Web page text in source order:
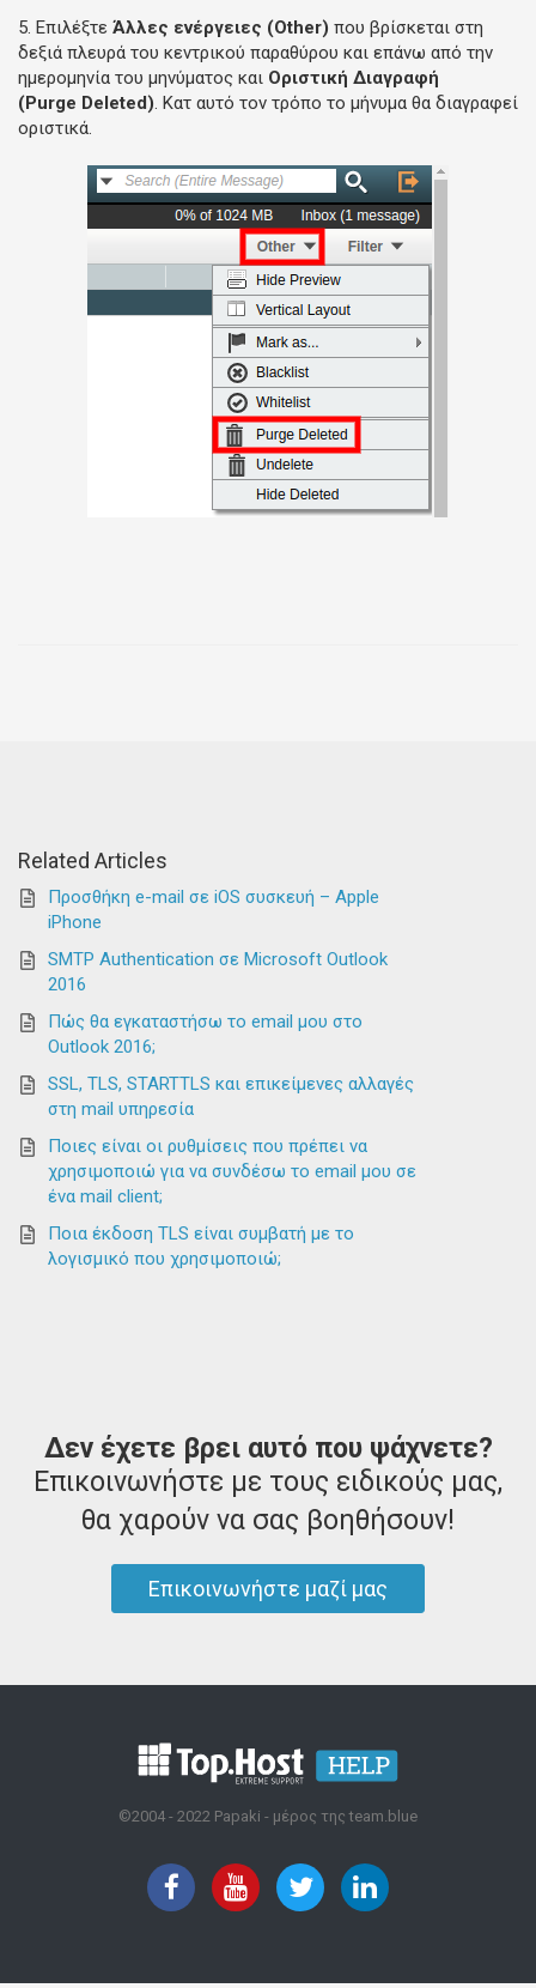
5. Επιλέξτε Άλλες ενέργειες (Other) που βρίσκεται στη
δεξιά πλευρά του κεντρικού παραθύρου και επάνω από την
ημερομηνία του μηνύματος και Οριστική Διαγραφή
(Purge Deleted). Κατ αυτό τον τρόπο το μήνυμα θα διαγραφεί
οριστικά.
Related Articles
Προσθήκη e-mail σε iOS συσκευή – Apple
iPhone
SMTP Authentication σε Microsoft Outlook
2016
Πώς θα εγκαταστήσω το email μου στο
Outlook 2016;
SSL, TLS, STARTTLS και επικείμενες αλλαγές
στη mail υπηρεσία
Ποιες είναι οι ρυθμίσεις που πρέπει να
χρησιμοποιώ για να συνδέσω το email μου σε
ένα mail client;
Ποια έκδοση TLS είναι συμβατή με το
λογισμικό που χρησιμοποιώ;
Δεν έχετε βρει αυτό που ψάχνετε?
Επικοινωνήστε με τους ειδικούς μας,
θα χαρούν να σας βοηθήσουν!
Επικοινωνήστε μαζί μας
©2004 - 2022 Papaki - μέρος της team.blue